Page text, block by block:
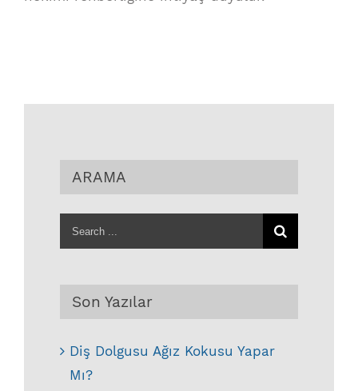
ARAMA
Search
for:
Son Yazılar
Diş Dolgusu Ağız Kokusu Yapar
Mı?